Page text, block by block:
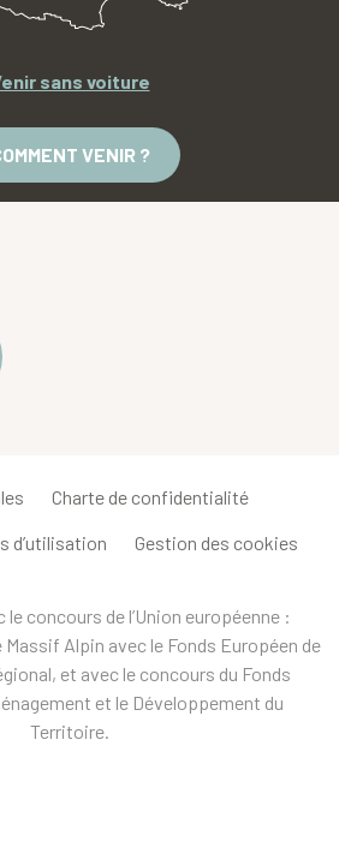
sans voiture
VENIR ?
Charte de confidentialité
d’utilisation Gestion des cookies
concours de l’Union européenne :
Massif Alpin avec le Fonds Européen de
et avec le concours du Fonds
et le Développement du
Territoire.